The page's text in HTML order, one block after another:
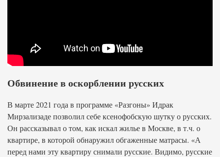
Обвинение в оскорблении русских
В марте 2021 года в программе «Разгоны» Идрак
Мирзализаде позволил себе ксенофобскую шутку о русских.
Он рассказывал о том, как искал жилье в Москве, в т.ч. о
квартире, в которой обнаружил обгаженные матрасы. «А
перед нами эту квартиру снимали русские. Видимо, русские